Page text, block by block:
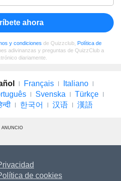
ahora
y condiciones de Quizzclub, Política de
adivinanzas y preguntas de QuizzClub a
diariamente.
Français
Italiano
Svenska
Türkçe
한국어 汉语 漢語
ANUNCIO
de cookies